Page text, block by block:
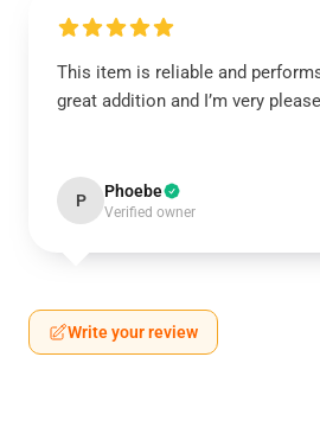
This item is reliable and
great addition and I’m very
P Phoebe
Verified owner
Write your review